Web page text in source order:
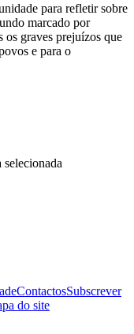
para refletir sobre
marcado por
os graves prejuízos que
e para o
selecionada
ContactosSubscrever
do site